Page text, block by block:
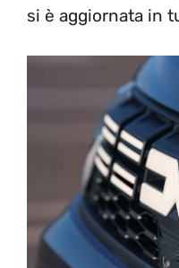
si è aggiornata in